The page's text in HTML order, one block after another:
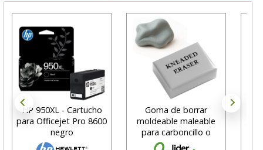
HP 950XL - Cartucho
para Officejet Pro 8600
negro
Goma de borrar
moldeable maleable
para carboncillo o
grafito